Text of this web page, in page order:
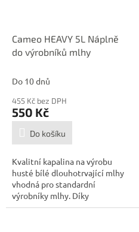
Cameo HEAVY 5L Náplně
do výrobníků mlhy
Do 10 dnů
455 Kč bez DPH
550 Kč
Do košíku
Kvalitní kapalina na výrobu
husté bílé dlouhotrvající mlhy
vhodná pro standardní
výrobníky mlhy. Díky
vynikajícím...